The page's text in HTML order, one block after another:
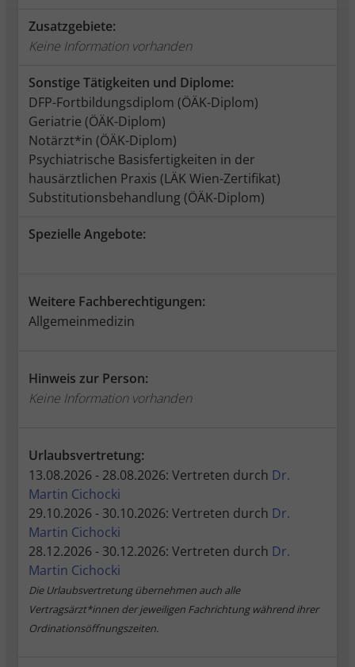
Zusatzgebiete:
Keine Information vorhanden
Sonstige Tätigkeiten und Diplome:
DFP-Fortbildungsdiplom (ÖÄK-Diplom)
Geriatrie (ÖÄK-Diplom)
Notärzt*in (ÖÄK-Diplom)
Psychiatrische Basisfertigkeiten in der
hausärztlichen Praxis (LÄK Wien-Zertifikat)
Substitutionsbehandlung (ÖÄK-Diplom)
Spezielle Angebote:
Weitere Fachberechtigungen:
Allgemeinmedizin
Hinweis zur Person:
Keine Information vorhanden
Urlaubsvertretung:
13.08.2026 - 28.08.2026: Vertreten durch Dr.
Martin Cichocki
29.10.2026 - 30.10.2026: Vertreten durch Dr.
Martin Cichocki
28.12.2026 - 30.12.2026: Vertreten durch Dr.
Martin Cichocki
Die Urlaubsvertretung übernehmen auch alle
Vertragsärzt*innen der jeweiligen Fachrichtung während ihrer
Ordinationsöffnungszeiten.